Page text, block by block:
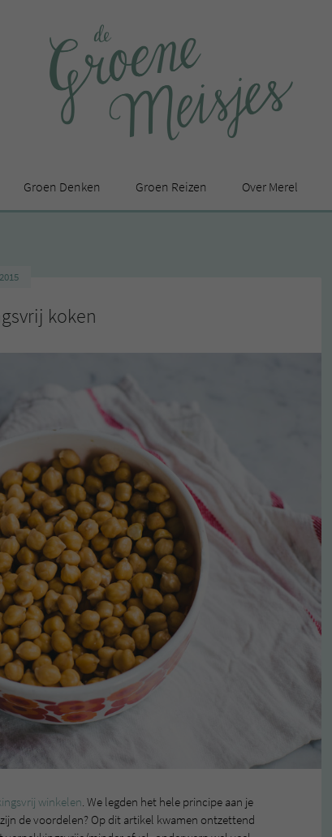
Groen Denken Groen Reizen Over Merel
2015
koken
winkelen. We legden het hele principe aan je
de voordelen? Op dit artikel kwamen ontzettend